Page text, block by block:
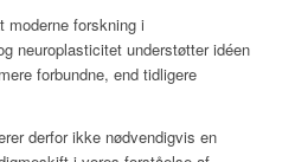
moderne forskning i
neuroplasticitet understøtter idéen
forbundne, end tidligere
derfor ikke nødvendigvis en